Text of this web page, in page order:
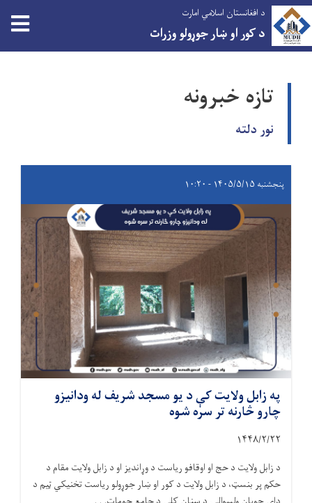
د افغانستان اسلامي امارت
د کور او ښار جوړولو وزرات
تازه خبرونه
نور دلته
پنجشنبه ۱۴۰۵/۵/۱۵ - ۱۰:۲۰
په زابل ولایت کې د یو مسجد شریف له ودانیزو
چارو څارنه تر سره شوه
۱۴۴۸/۲/۲۲
د زابل ولایت د حج او اوقافو ریاست د وړاندیز او د زابل ولایت مقام د
حکم پر بنسټ، د زابل ولایت د کور او ښار جوړولو ریاست تخنیکي ټیم د